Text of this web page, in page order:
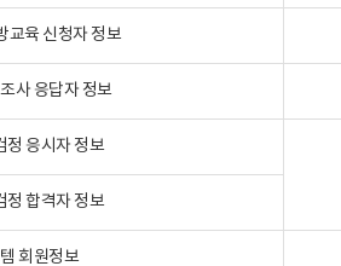
교육 신청자 정보
사 응답자 정보
정 응시자 정보
정 합격자 정보
회원정보